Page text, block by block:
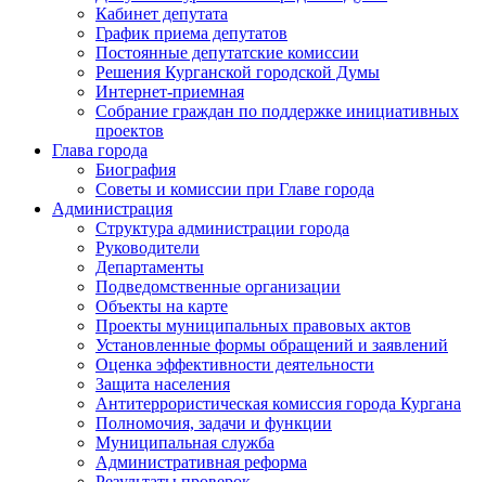
Кабинет депутата
График приема депутатов
Постоянные депутатские комиссии
Решения Курганской городской Думы
Интернет-приемная
Собрание граждан по поддержке инициативных
проектов
Глава города
Биография
Советы и комиссии при Главе города
Администрация
Структура администрации города
Руководители
Департаменты
Подведомственные организации
Объекты на карте
Проекты муниципальных правовых актов
Установленные формы обращений и заявлений
Оценка эффективности деятельности
Защита населения
Антитеррористическая комиссия города Кургана
Полномочия, задачи и функции
Муниципальная служба
Административная реформа